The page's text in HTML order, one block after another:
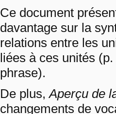
Ce document
davantage sur la
relations entre les
liées à ces unités
phrase).
De plus,Aperçu de
changements de